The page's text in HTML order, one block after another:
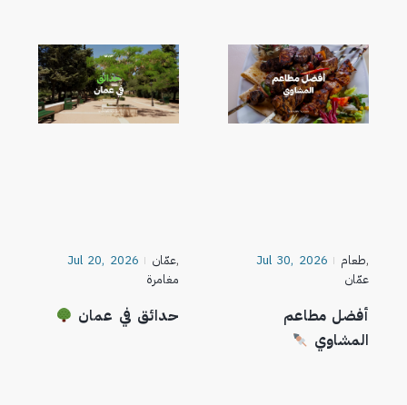
Jul 30, 2026 طعام,
عمّان
أفضل مطاعم
المشاوي
Jul 20, 2026 عمّان,
مغامرة
حدائق في عمان